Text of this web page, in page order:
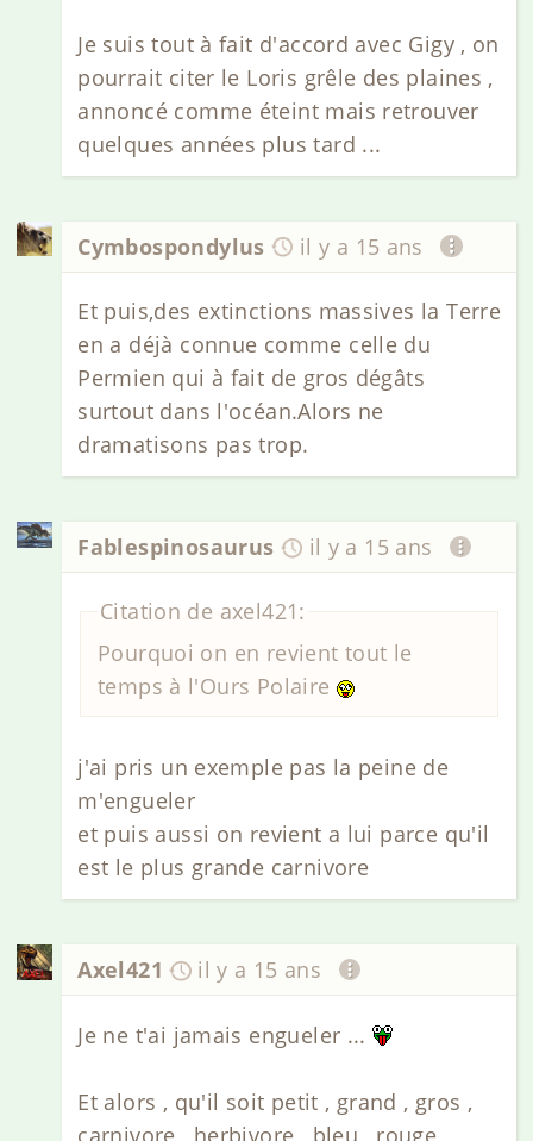
Je suis tout à fait d'accord avec Gigy , on
pourrait citer le Loris grêle des plaines ,
annoncé comme éteint mais retrouver
quelques années plus tard ...
Cymbospondylus il y a 15 ans
Et puis,des extinctions massives la Terre
en a déjà connue comme celle du
Permien qui à fait de gros dégâts
surtout dans l'océan.Alors ne
dramatisons pas trop.
Fablespinosaurus il y a 15 ans
Citation de axel421:
Pourquoi on en revient tout le
temps à l'Ours Polaire
j'ai pris un exemple pas la peine de
m'engueler
et puis aussi on revient a lui parce qu'il
est le plus grande carnivore
Axel421 il y a 15 ans
Je ne t'ai jamais engueler ...
Et alors , qu'il soit petit , grand , gros ,
carnivore , herbivore , bleu , rouge ,